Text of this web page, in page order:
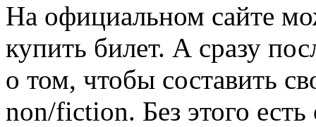
На официальном сайте
купить билет. А сразу
о том, чтобы составить
non/fiction. Без этого есть